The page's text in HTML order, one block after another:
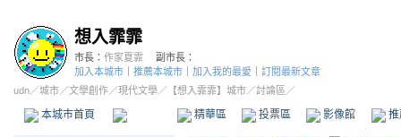
想入霏霏
市長： 作家夏霏
副市長：
加入本城市
推薦本城市 加入我的最愛
訂閱最新文章
udn／城市／文學創作／現代文學／ 【想入霏霏】城市／討論區／
本城市首頁 精華區 投票區 影像館